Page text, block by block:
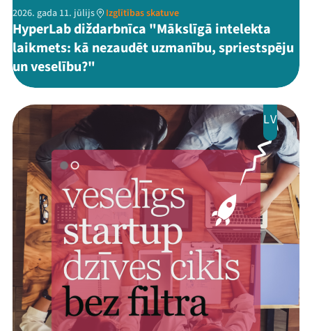
2026. gada 11. jūlijs Izglītības skatuve
HyperLab diždarbnīca "Mākslīgā intelekta
laikmets: kā nezaudēt uzmanību, spriestspēju
un veselību?"
LV